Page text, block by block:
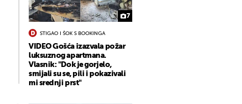
7
STIGAO I ŠOK S BOOKINGA
VIDEO Gošća izazvala požar
luksuznog apartmana.
Vlasnik: "Dok je gorjelo,
smijali su se, pili i pokazivali
mi srednji prst"